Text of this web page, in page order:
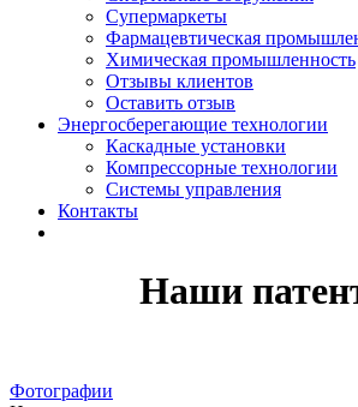
Супермаркеты
Фармацевтическая
Химическая промышленность
Отзывы клиентов
Оставить отзыв
Энергосберегающие технологии
Каскадные установки
Компрессорные технологии
Системы управления
Контакты
Наши
Фотографии